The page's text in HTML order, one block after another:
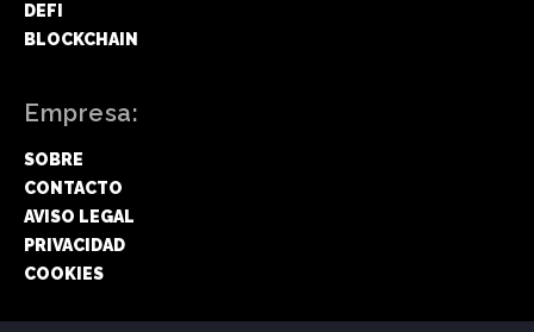
DEFI
BLOCKCHAIN
Empresa:
SOBRE
CONTACTO
AVISO LEGAL
PRIVACIDAD
COOKIES